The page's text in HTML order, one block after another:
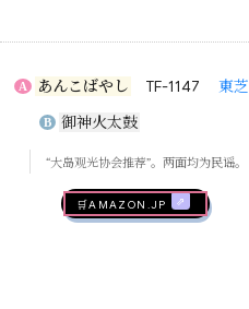
A あんこばやし TF-1147 東芝
B 御神火太鼓
“大岛观光协会推荐”。两面均为民谣。
🛒AMAZON.jp